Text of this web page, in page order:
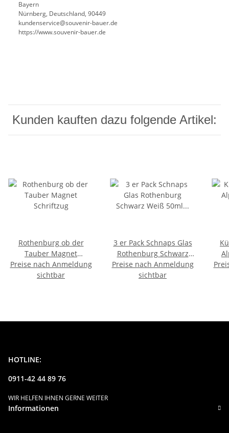
Bayern
Nürnberg, Deutschland, 90449
kundenservice@souvenir-bauer.de
https://www.souvenir-bauer.de
Kunden kauften dazu folgende Artikel:
Rothenburg ob der
Tauber Magnet
Schriftzug
Preise nach Anmeldung
sichtbar
3 er Pack Schnaps Glas
Rothenburg Schwarz
Weiß 50ml Lang
Preise nach Anmeldung
sichtbar
HOTLINE:
0911-42 44 89 76
WIR HELFEN IHNEN GERNE WEITER
Informationen